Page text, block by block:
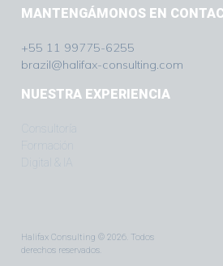
MANTENGÁMONOS EN
+55 11 99775-6255
brazil@halifax-consulting.com
NUESTRA EXPERIENCIA
Consultoría
Formación
Digital & IA
Halifax Consulting © 2026. Todos
derechos reservados.